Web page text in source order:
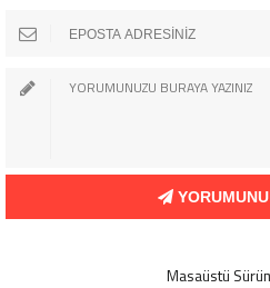
Masaüstü